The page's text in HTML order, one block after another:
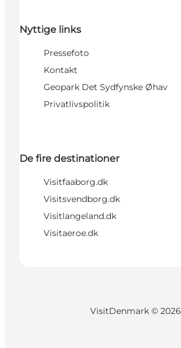
Nyttige links
Pressefoto
Kontakt
Geopark Det Sydfynske Øhav
Privatlivspolitik
De fire destinationer
Visitfaaborg.dk
Visitsvendborg.dk
Visitlangeland.dk
Visitaeroe.dk
VisitDenmark © 2026